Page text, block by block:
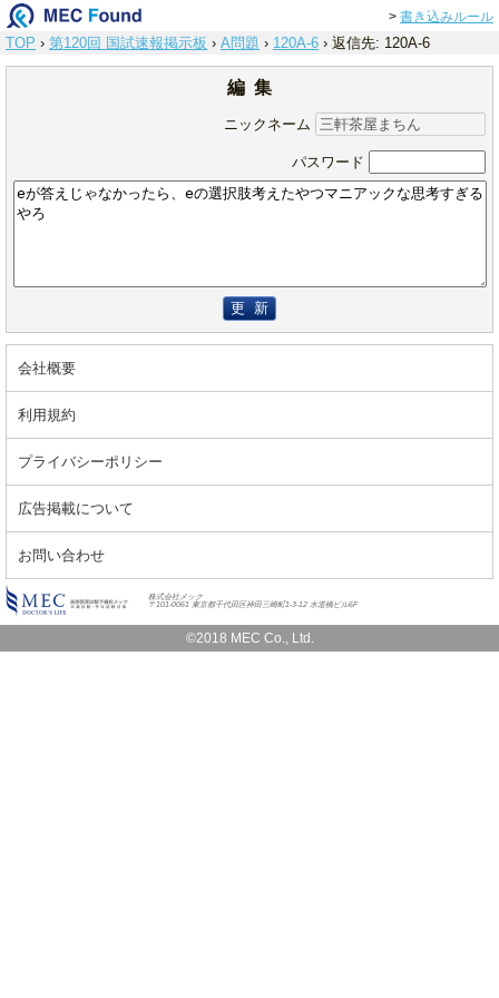
> 書き込みルール
TOP › 第120回 国試速報掲示板 › A問題 › 120A-6 › 返信先: 120A-6
編 集
ニックネーム
パスワード
更 新
会社概要
利用規約
プライバシーポリシー
広告掲載について
お問い合わせ
株式会社メック
〒101-0061 東京都千代田区神田三崎町1-3-12 水道橋ビル6F
©2018 MEC Co., Ltd.